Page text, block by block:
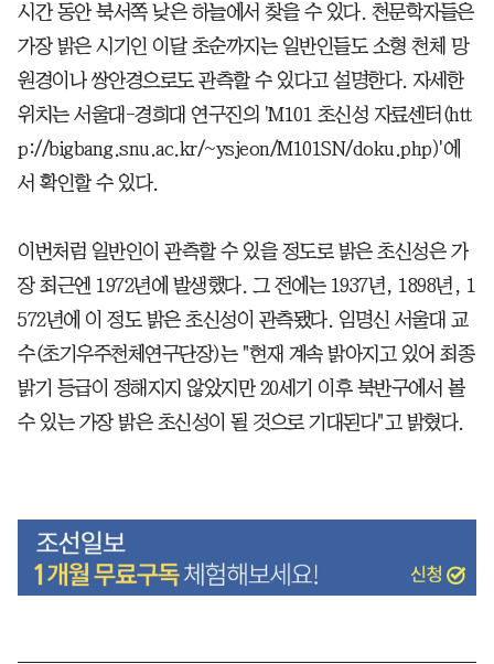
시간 동안 북서쪽 낮은 하늘에서 찾을 수 있다. 천문학자들은
가장 밝은 시기인 이달 초순까지는 일반인들도 소형 천체 망
원경이나 쌍안경으로도 관측할 수 있다고 설명한다. 자세한
위치는 서울대-경희대 연구진의 'M101 초신성 자료센터(htt
p://bigbang.snu.ac.kr/~ysjeon/M101SN/doku.php)'에
서 확인할 수 있다.
이번처럼 일반인이 관측할 수 있을 정도로 밝은 초신성은 가
장 최근엔 1972년에 발생했다. 그 전에는 1937년, 1898년, 1
572년에 이 정도 밝은 초신성이 관측됐다. 임명신 서울대 교
수(초기우주천체연구단장)는 "현재 계속 밝아지고 있어 최종
밝기 등급이 정해지지 않았지만 20세기 이후 북반구에서 볼
수 있는 가장 밝은 초신성이 될 것으로 기대된다"고 밝혔다.